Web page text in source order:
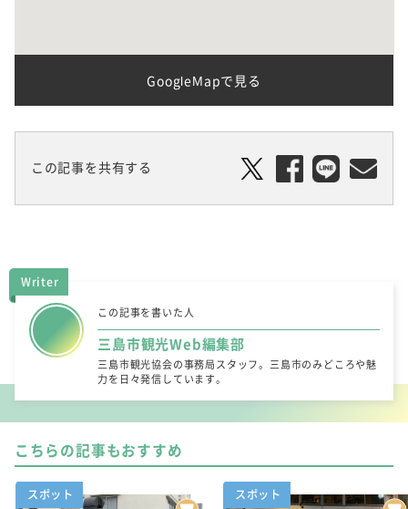
GoogleMapで見る
この記事を共有する
Writer
この記事を書いた人
三島市観光Web編集部
三島市観光協会の事務局スタッフ。三島市のみどころや魅
力を日々発信しています。
こちらの記事もおすすめ
スポット スポット